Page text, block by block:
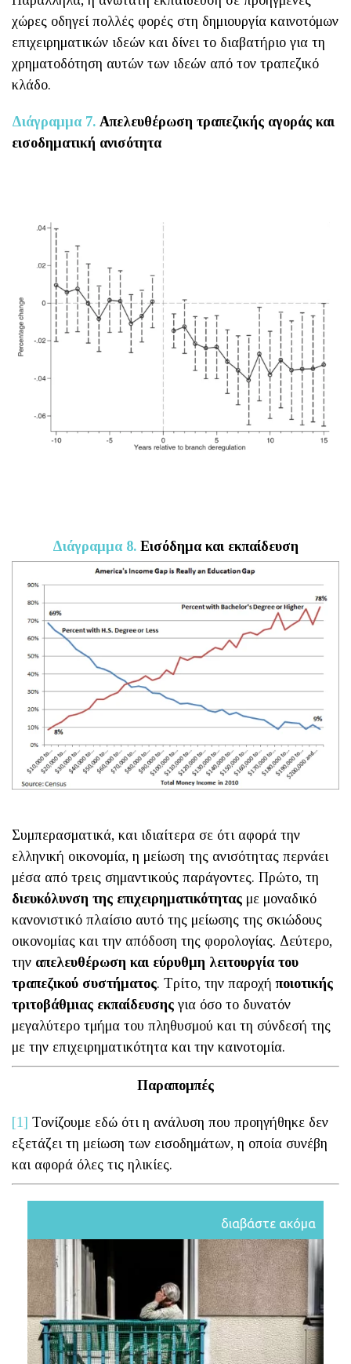
χώρες οδηγεί πολλές φορές στη δημιουργία καινοτόμων
επιχειρηματικών ιδεών και δίνει το διαβατήριο για τη
χρηματοδότηση αυτών των ιδεών από τον τραπεζικό
κλάδο.
Διάγραμμα 7. Απελευθέρωση τραπεζικής αγοράς και
εισοδηματική ανισότητα
Διάγραμμα 8. Εισόδημα και εκπαίδευση
Συμπερασματικά, και ιδιαίτερα σε ότι αφορά την
ελληνική οικονομία, η μείωση της ανισότητας περνάει
μέσα από τρεις σημαντικούς παράγοντες. Πρώτο, τη
διευκόλυνση της επιχειρηματικότητας με μοναδικό
κανονιστικό πλαίσιο αυτό της μείωσης της σκιώδους
οικονομίας και την απόδοση της φορολογίας. Δεύτερο,
την απελευθέρωση και εύρυθμη λειτουργία του
τραπεζικού συστήματος. Τρίτο, την παροχήποιοτικής
τριτοβάθμιας εκπαίδευσης για όσο το δυνατόν
μεγαλύτερο τμήμα του πληθυσμού και τη σύνδεσή της
με την επιχειρηματικότητα και την καινοτομία.
Παραπομπές
[1] Τονίζουμε εδώ ότι η ανάλυση που προηγήθηκε δεν
εξετάζει τη μείωση των εισοδημάτων, η οποία συνέβη
και αφορά όλες τις ηλικίες.
διαβάστε ακόμα